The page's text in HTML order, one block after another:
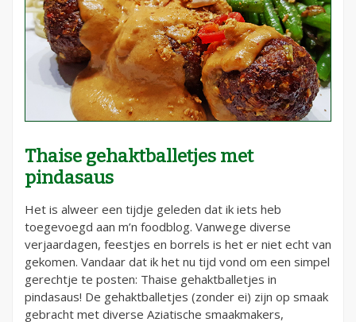
Thaise gehaktballetjes met
pindasaus
Het is alweer een tijdje geleden dat ik iets heb
toegevoegd aan m’n foodblog. Vanwege diverse
verjaardagen, feestjes en borrels is het er niet echt van
gekomen. Vandaar dat ik het nu tijd vond om een simpel
gerechtje te posten: Thaise gehaktballetjes in
pindasaus! De gehaktballetjes (zonder ei) zijn op smaak
gebracht met diverse Aziatische smaakmakers,